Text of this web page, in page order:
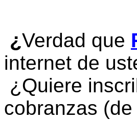
¿Verdad que
internet de
¿Quiere
cobranzas (de